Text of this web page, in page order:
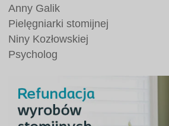
Anny Galik
Pielęgniarki stomijnej
Niny Kozłowskiej
Psycholog